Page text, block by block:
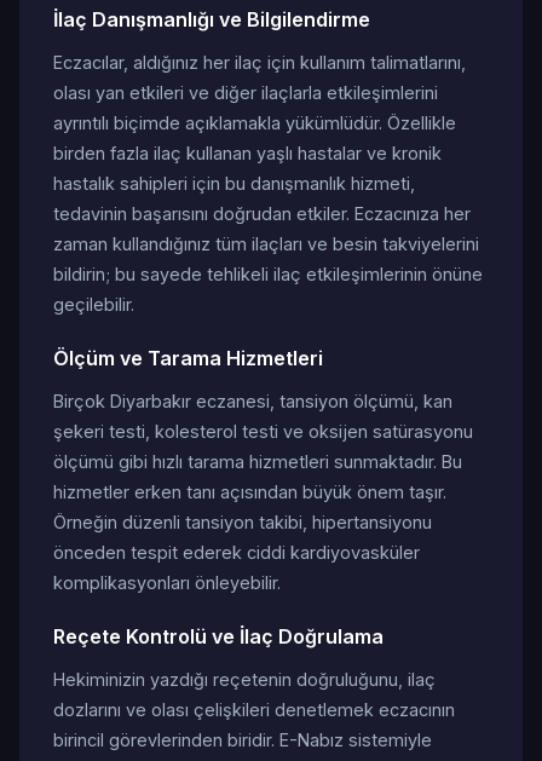
İlaç Danışmanlığı ve Bilgilendirme
Eczacılar, aldığınız her ilaç için kullanım talimatlarını,
olası yan etkileri ve diğer ilaçlarla etkileşimlerini
ayrıntılı biçimde açıklamakla yükümlüdür. Özellikle
birden fazla ilaç kullanan yaşlı hastalar ve kronik
hastalık sahipleri için bu danışmanlık hizmeti,
tedavinin başarısını doğrudan etkiler. Eczacınıza her
zaman kullandığınız tüm ilaçları ve besin takviyelerini
bildirin; bu sayede tehlikeli ilaç etkileşimlerinin önüne
geçilebilir.
Ölçüm ve Tarama Hizmetleri
Birçok Diyarbakır eczanesi, tansiyon ölçümü, kan
şekeri testi, kolesterol testi ve oksijen satürasyonu
ölçümü gibi hızlı tarama hizmetleri sunmaktadır. Bu
hizmetler erken tanı açısından büyük önem taşır.
Örneğin düzenli tansiyon takibi, hipertansiyonu
önceden tespit ederek ciddi kardiyovasküler
komplikasyonları önleyebilir.
Reçete Kontrolü ve İlaç Doğrulama
Hekiminizin yazdığı reçetenin doğruluğunu, ilaç
dozlarını ve olası çelişkileri denetlemek eczacının
birincil görevlerinden biridir. E-Nabız sistemiyle